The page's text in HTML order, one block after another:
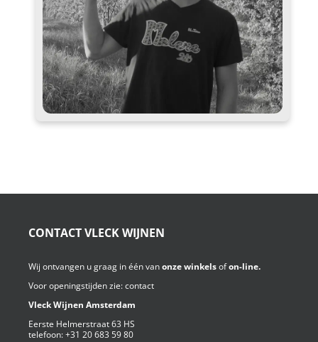
CONTACT VLECK WIJNEN
Wij ontvangen u graag in één vanonze winkelsofon-line.
Voor openingstijden zie:contact
Vleck Wijnen Amsterdam
Eerste Helmerstraat 63 HS
telefoon:+31 20 683 59 80